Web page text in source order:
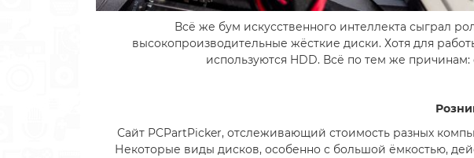
Всё же бум искусственного интеллекта сыграл
высокопроизводительные жёсткие диски. Хотя для
используются HDD. Всё по тем же
Сайт PCPartPicker, отслеживающий стоимость разных
Некоторые виды дисков, особенно с большой ёмкостью,